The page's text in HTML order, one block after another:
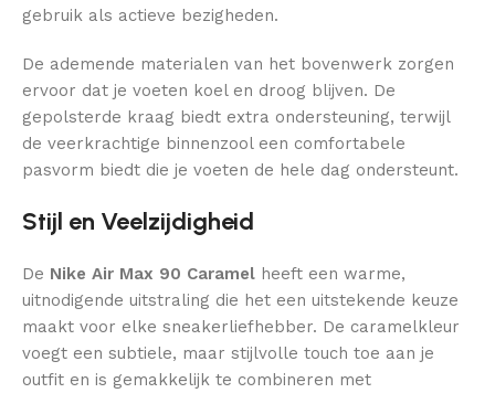
gebruik als actieve bezigheden.
De ademende materialen van het bovenwerk zorgen
ervoor dat je voeten koel en droog blijven. De
gepolsterde kraag biedt extra ondersteuning, terwijl
de veerkrachtige binnenzool een comfortabele
pasvorm biedt die je voeten de hele dag ondersteunt.
Stijl en Veelzijdigheid
De Nike Air Max 90 Caramel heeft een warme,
uitnodigende uitstraling die het een uitstekende keuze
maakt voor elke sneakerliefhebber. De caramelkleur
voegt een subtiele, maar stijlvolle touch toe aan je
outfit en is gemakkelijk te combineren met